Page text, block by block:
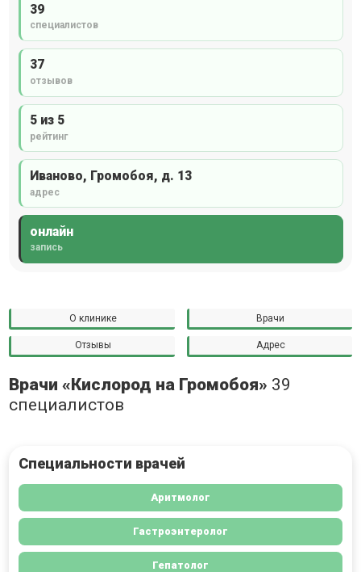
39
специалистов
37
отзывов
5 из 5
рейтинг
Иваново, Громобоя, д. 13
адрес
онлайн
запись
О клинике Врачи
Отзывы Адрес
Врачи «Кислород на Громобоя» 39
специалистов
Специальности врачей
Аритмолог
Гастроэнтеролог
Гепатолог